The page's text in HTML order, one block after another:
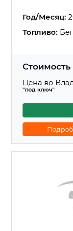
Год/Месяц:
Топливо:
Стоимость
Цена во
"под ключ"